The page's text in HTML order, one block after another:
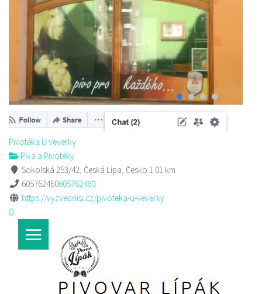
Pivotéka U Veverky
Piva a Pivotéky
Sokolská 253/42, Česká Lípa, Česko 1.01 km
605762460605762460
https://vyzvednisi.cz/pivoteka-u-veverky